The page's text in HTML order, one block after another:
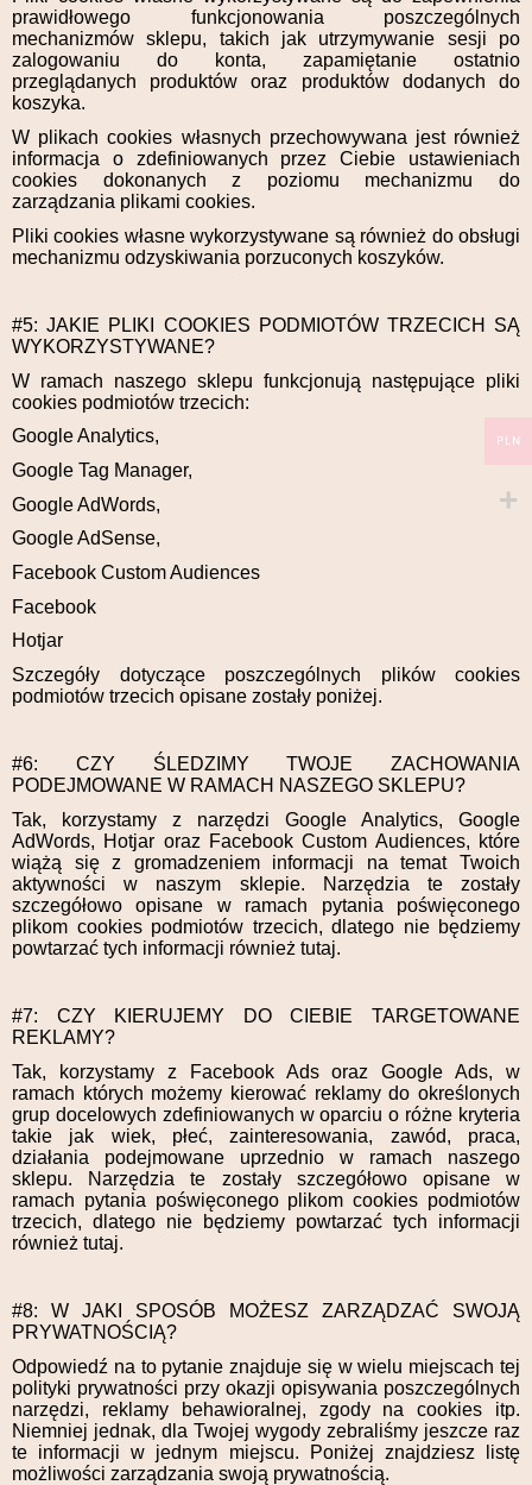
prawidłowego funkcjonowania poszczególnych
mechanizmów sklepu, takich jak utrzymywanie sesji po
zalogowaniu do konta, zapamiętanie ostatnio
przeglądanych produktów oraz produktów dodanych do
koszyka.
W plikach cookies własnych przechowywana jest również
informacja o zdefiniowanych przez Ciebie ustawieniach
cookies dokonanych z poziomu mechanizmu do
zarządzania plikami cookies.
Pliki cookies własne wykorzystywane są również do obsługi
mechanizmu odzyskiwania porzuconych koszyków.
#5: JAKIE PLIKI COOKIES PODMIOTÓW TRZECICH SĄ
WYKORZYSTYWANE?
W ramach naszego sklepu funkcjonują następujące pliki
cookies podmiotów trzecich:
Google Analytics,
Google Tag Manager,
Google AdWords,
Google AdSense,
Facebook Custom Audiences
Facebook
Hotjar
Szczegóły dotyczące poszczególnych plików cookies
podmiotów trzecich opisane zostały poniżej.
#6: CZY ŚLEDZIMY TWOJE ZACHOWANIA
PODEJMOWANE W RAMACH NASZEGO SKLEPU?
Tak, korzystamy z narzędzi Google Analytics, Google
AdWords, Hotjar oraz Facebook Custom Audiences, które
wiążą się z gromadzeniem informacji na temat Twoich
aktywności w naszym sklepie. Narzędzia te zostały
szczegółowo opisane w ramach pytania poświęconego
plikom cookies podmiotów trzecich, dlatego nie będziemy
powtarzać tych informacji również tutaj.
#7: CZY KIERUJEMY DO CIEBIE TARGETOWANE
REKLAMY?
Tak, korzystamy z Facebook Ads oraz Google Ads, w
ramach których możemy kierować reklamy do określonych
grup docelowych zdefiniowanych w oparciu o różne kryteria
takie jak wiek, płeć, zainteresowania, zawód, praca,
działania podejmowane uprzednio w ramach naszego
sklepu. Narzędzia te zostały szczegółowo opisane w
ramach pytania poświęconego plikom cookies podmiotów
trzecich, dlatego nie będziemy powtarzać tych informacji
również tutaj.
#8: W JAKI SPOSÓB MOŻESZ ZARZĄDZAĆ SWOJĄ
PRYWATNOŚCIĄ?
Odpowiedź na to pytanie znajduje się w wielu miejscach tej
polityki prywatności przy okazji opisywania poszczególnych
narzędzi, reklamy behawioralnej, zgody na cookies itp.
Niemniej jednak, dla Twojej wygody zebraliśmy jeszcze raz
te informacji w jednym miejscu. Poniżej znajdziesz listę
możliwości zarządzania swoją prywatnością.
PLN